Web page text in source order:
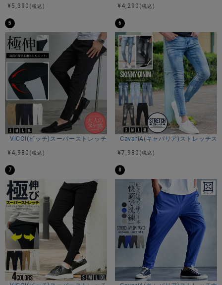
ヒップ57わたり(もも幅)34膝幅20裾幅12.5
素材
本体：綿95% ポリウレタン5%
リブ：綿95% ポリウレタン5%
モデル
カラー展開
ブルー/インディゴ
アイテムガイド
伸縮性-あり 透け感-なし 生地の厚み-普通 裏地-なし
※当店スタッフの個人的な感想になります。お客様により、感
¥ 5,390 (税込)
¥ 4,290 (税込)
5
VICCI(ビッチ)スーパーストレッチスリムテーパードアンクルパンツ/全4色
¥ 4,980 (税込)
6
CavariA(キャバリア)ストレッチス
¥7,980 (税込)
7 8